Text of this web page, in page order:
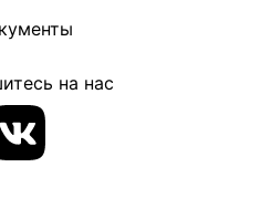
на нас